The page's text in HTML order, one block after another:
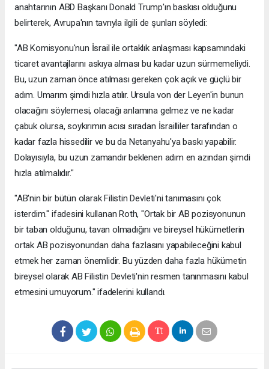
anahtarının ABD Başkanı Donald Trump'ın baskısı olduğunu
belirterek, Avrupa'nın tavrıyla ilgili de şunları söyledi:
"AB Komisyonu'nun İsrail ile ortaklık anlaşması kapsamındaki
ticaret avantajlarını askıya alması bu kadar uzun sürmemeliydi.
Bu, uzun zaman önce atılması gereken çok açık ve güçlü bir
adım. Umarım şimdi hızla atılır. Ursula von der Leyen'in bunun
olacağını söylemesi, olacağı anlamına gelmez ve ne kadar
çabuk olursa, soykırımın acısı sıradan İsrailliler tarafından o
kadar fazla hissedilir ve bu da Netanyahu'ya baskı yapabilir.
Dolayısıyla, bu uzun zamandır beklenen adım en azından şimdi
hızla atılmalıdır."
"AB'nin bir bütün olarak Filistin Devleti'ni tanımasını çok
isterdim." ifadesini kullanan Roth, "Ortak bir AB pozisyonunun
bir taban olduğunu, tavan olmadığını ve bireysel hükümetlerin
ortak AB pozisyonundan daha fazlasını yapabileceğini kabul
etmek her zaman önemlidir. Bu yüzden daha fazla hükümetin
bireysel olarak AB Filistin Devleti'nin resmen tanınmasını kabul
etmesini umuyorum." ifadelerini kullandı.